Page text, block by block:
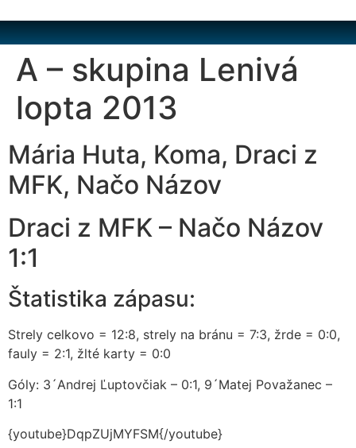
A – skupina Lenivá
lopta 2013
Mária Huta, Koma, Draci z
MFK, Načo Názov
Draci z MFK – Načo Názov
1:1
Štatistika zápasu:
Strely celkovo = 12:8, strely na bránu = 7:3, žrde = 0:0,
fauly = 2:1, žlté karty = 0:0
Góly: 3´Andrej Ľuptovčiak – 0:1, 9´Matej Považanec –
1:1
{youtube}DqpZUjMYFSM{/youtube}